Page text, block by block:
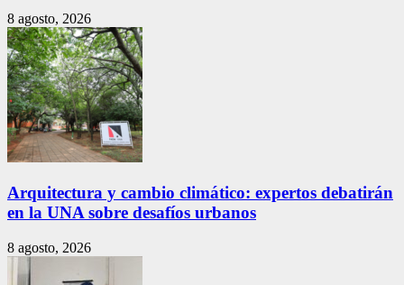
8 agosto, 2026
Arquitectura y cambio climático: expertos debatirán
en la UNA sobre desafíos urbanos
8 agosto, 2026